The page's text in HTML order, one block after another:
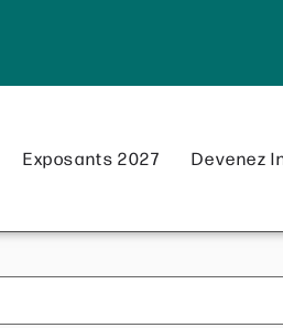
Exposants 2027 Devenez